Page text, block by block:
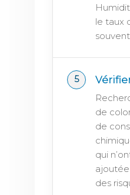
le taux
de
de
qui
des